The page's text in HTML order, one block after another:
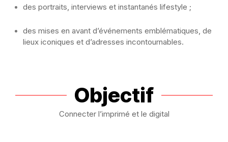
des portraits, interviews et instantanés lifestyle ;
des mises en avant d’événements emblématiques, de
lieux iconiques et d’adresses incontournables.
Objectif
Connecter l’imprimé et le digital